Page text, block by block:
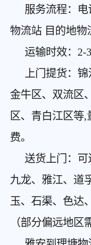
服务流程：电
物流站 目的地物
运输时效：2-3
上门提货：锦
金牛区、双流区
区、青白江区等
费。
送货上门：可
九龙、雅江、道
玉、石渠、色达
（部分偏远地区